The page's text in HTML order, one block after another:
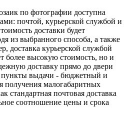
по фотографии доступна
почтой, курьерской службой и
доставки будет
из выбранного способа, а также
доставка курьерской службой
более высокую стоимость, но и
доставку прямо до двери
пункты выдачи - бюджетный и
получения малогабаритных
стандартная почтовая доставка
соотношение цены и срока